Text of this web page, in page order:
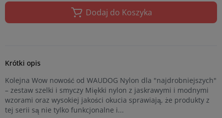
Dodaj do Koszyka
Krótki opis
Kolejna Wow nowość od WAUDOG Nylon dla "najdrobniejszych"
– zestaw szelki i smyczy Miękki nylon z jaskrawymi i modnymi
wzorami oraz wysokiej jakości okucia sprawiają, że produkty z
tej serii są nie tylko funkcjonalne i...